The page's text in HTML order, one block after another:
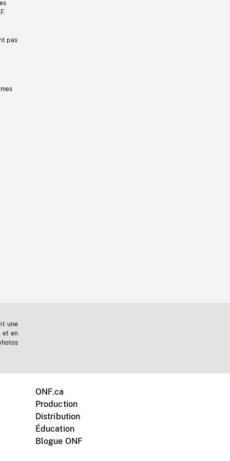
pas
une
et en
ONF.ca
Production
Distribution
Éducation
Blogue ONF